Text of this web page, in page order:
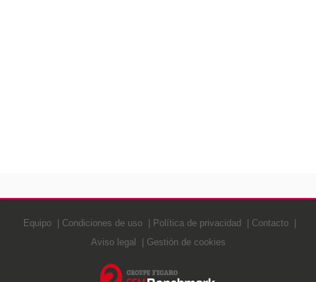
Equipo Condiciones de uso Política de privacidad
Contacto
Aviso legal
Gestión de cookies